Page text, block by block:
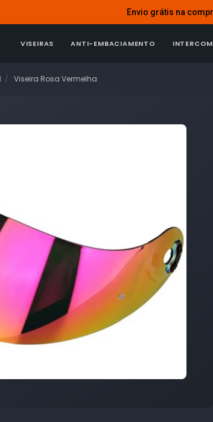
Envio grátis na
VISEIRAS ANTI-EMBACIAMENTO
Viseira Rosa Vermelha